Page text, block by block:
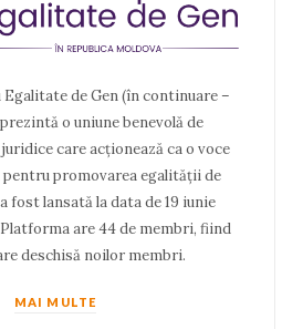
de Gen (în continuare –
o uniune benevolă de
care acționează ca o voce
promovarea egalității de
fost lansată la data de 19 iunie
are 44 de membri, fiind
deschisă noilor membri.
MAI MULTE